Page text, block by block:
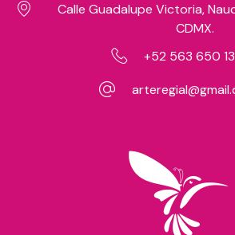
Calle Guadalupe Victoria,
CDMX.
+52 563 650